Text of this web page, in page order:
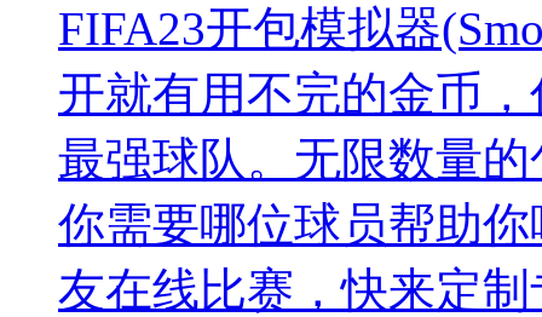
FIFA23开包模拟器
开就有用不完的金币
最强球队。无限数量
你需要哪位球员帮助
友在线比赛，快来定